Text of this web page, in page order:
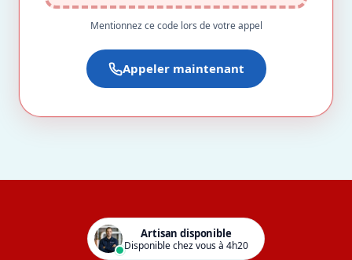
Mentionnez ce code lors de votre appel
Appeler maintenant
Artisan disponible
Disponible chez vous à 4h20